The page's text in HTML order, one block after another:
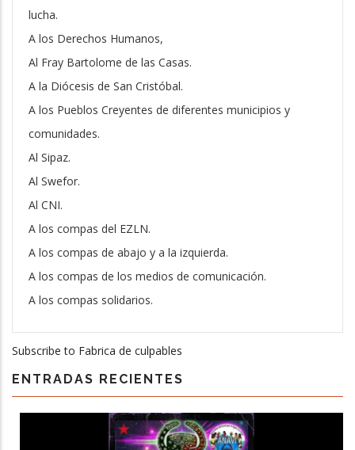
lucha.
A los Derechos Humanos,
Al Fray Bartolome de las Casas.
A la Diócesis de San Cristóbal.
A los Pueblos Creyentes de diferentes municipios y
comunidades.
Al Sipaz.
Al Swefor.
Al CNI.
A los compas del EZLN.
A los compas de abajo y a la izquierda.
A los compas de los medios de comunicación.
A los compas solidarios.
Subscribe to Fabrica de culpables
ENTRADAS RECIENTES